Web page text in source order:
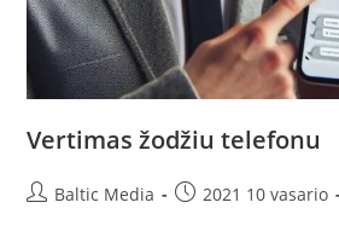
Vertimas žodžiu telefonu
PostBaltic Media
Post2021 10 vasario